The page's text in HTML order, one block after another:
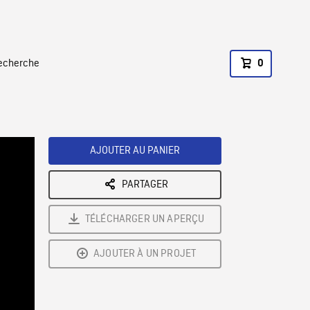
0
AJOUTER AU PANIER
PARTAGER
TÉLÉCHARGER UN APERÇU
AJOUTER À UN PROJET